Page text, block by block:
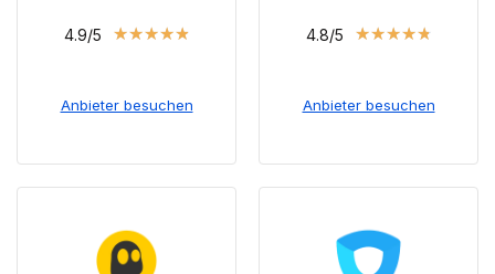
4.9/5 ★★★★★
Anbieter besuchen
4.8/5 ★★★★★
Anbieter besuchen